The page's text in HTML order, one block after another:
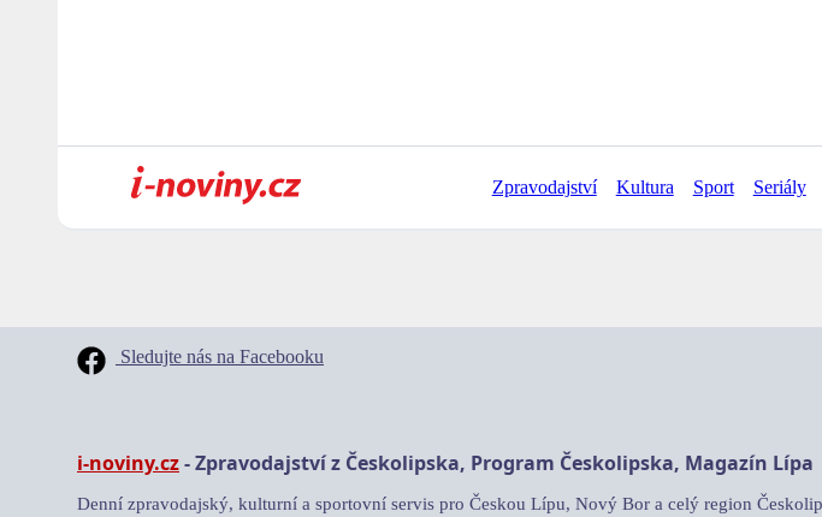
Zpravodajství Kultura Sport Seriály
Sledujte nás na Facebooku
i-noviny.cz- Zpravodajství z Českolipska, Program Českolipska, Magazín Lípa
Denní zpravodajský, kulturní a sportovní servis pro Českou Lípu, Nový Bor a celý region